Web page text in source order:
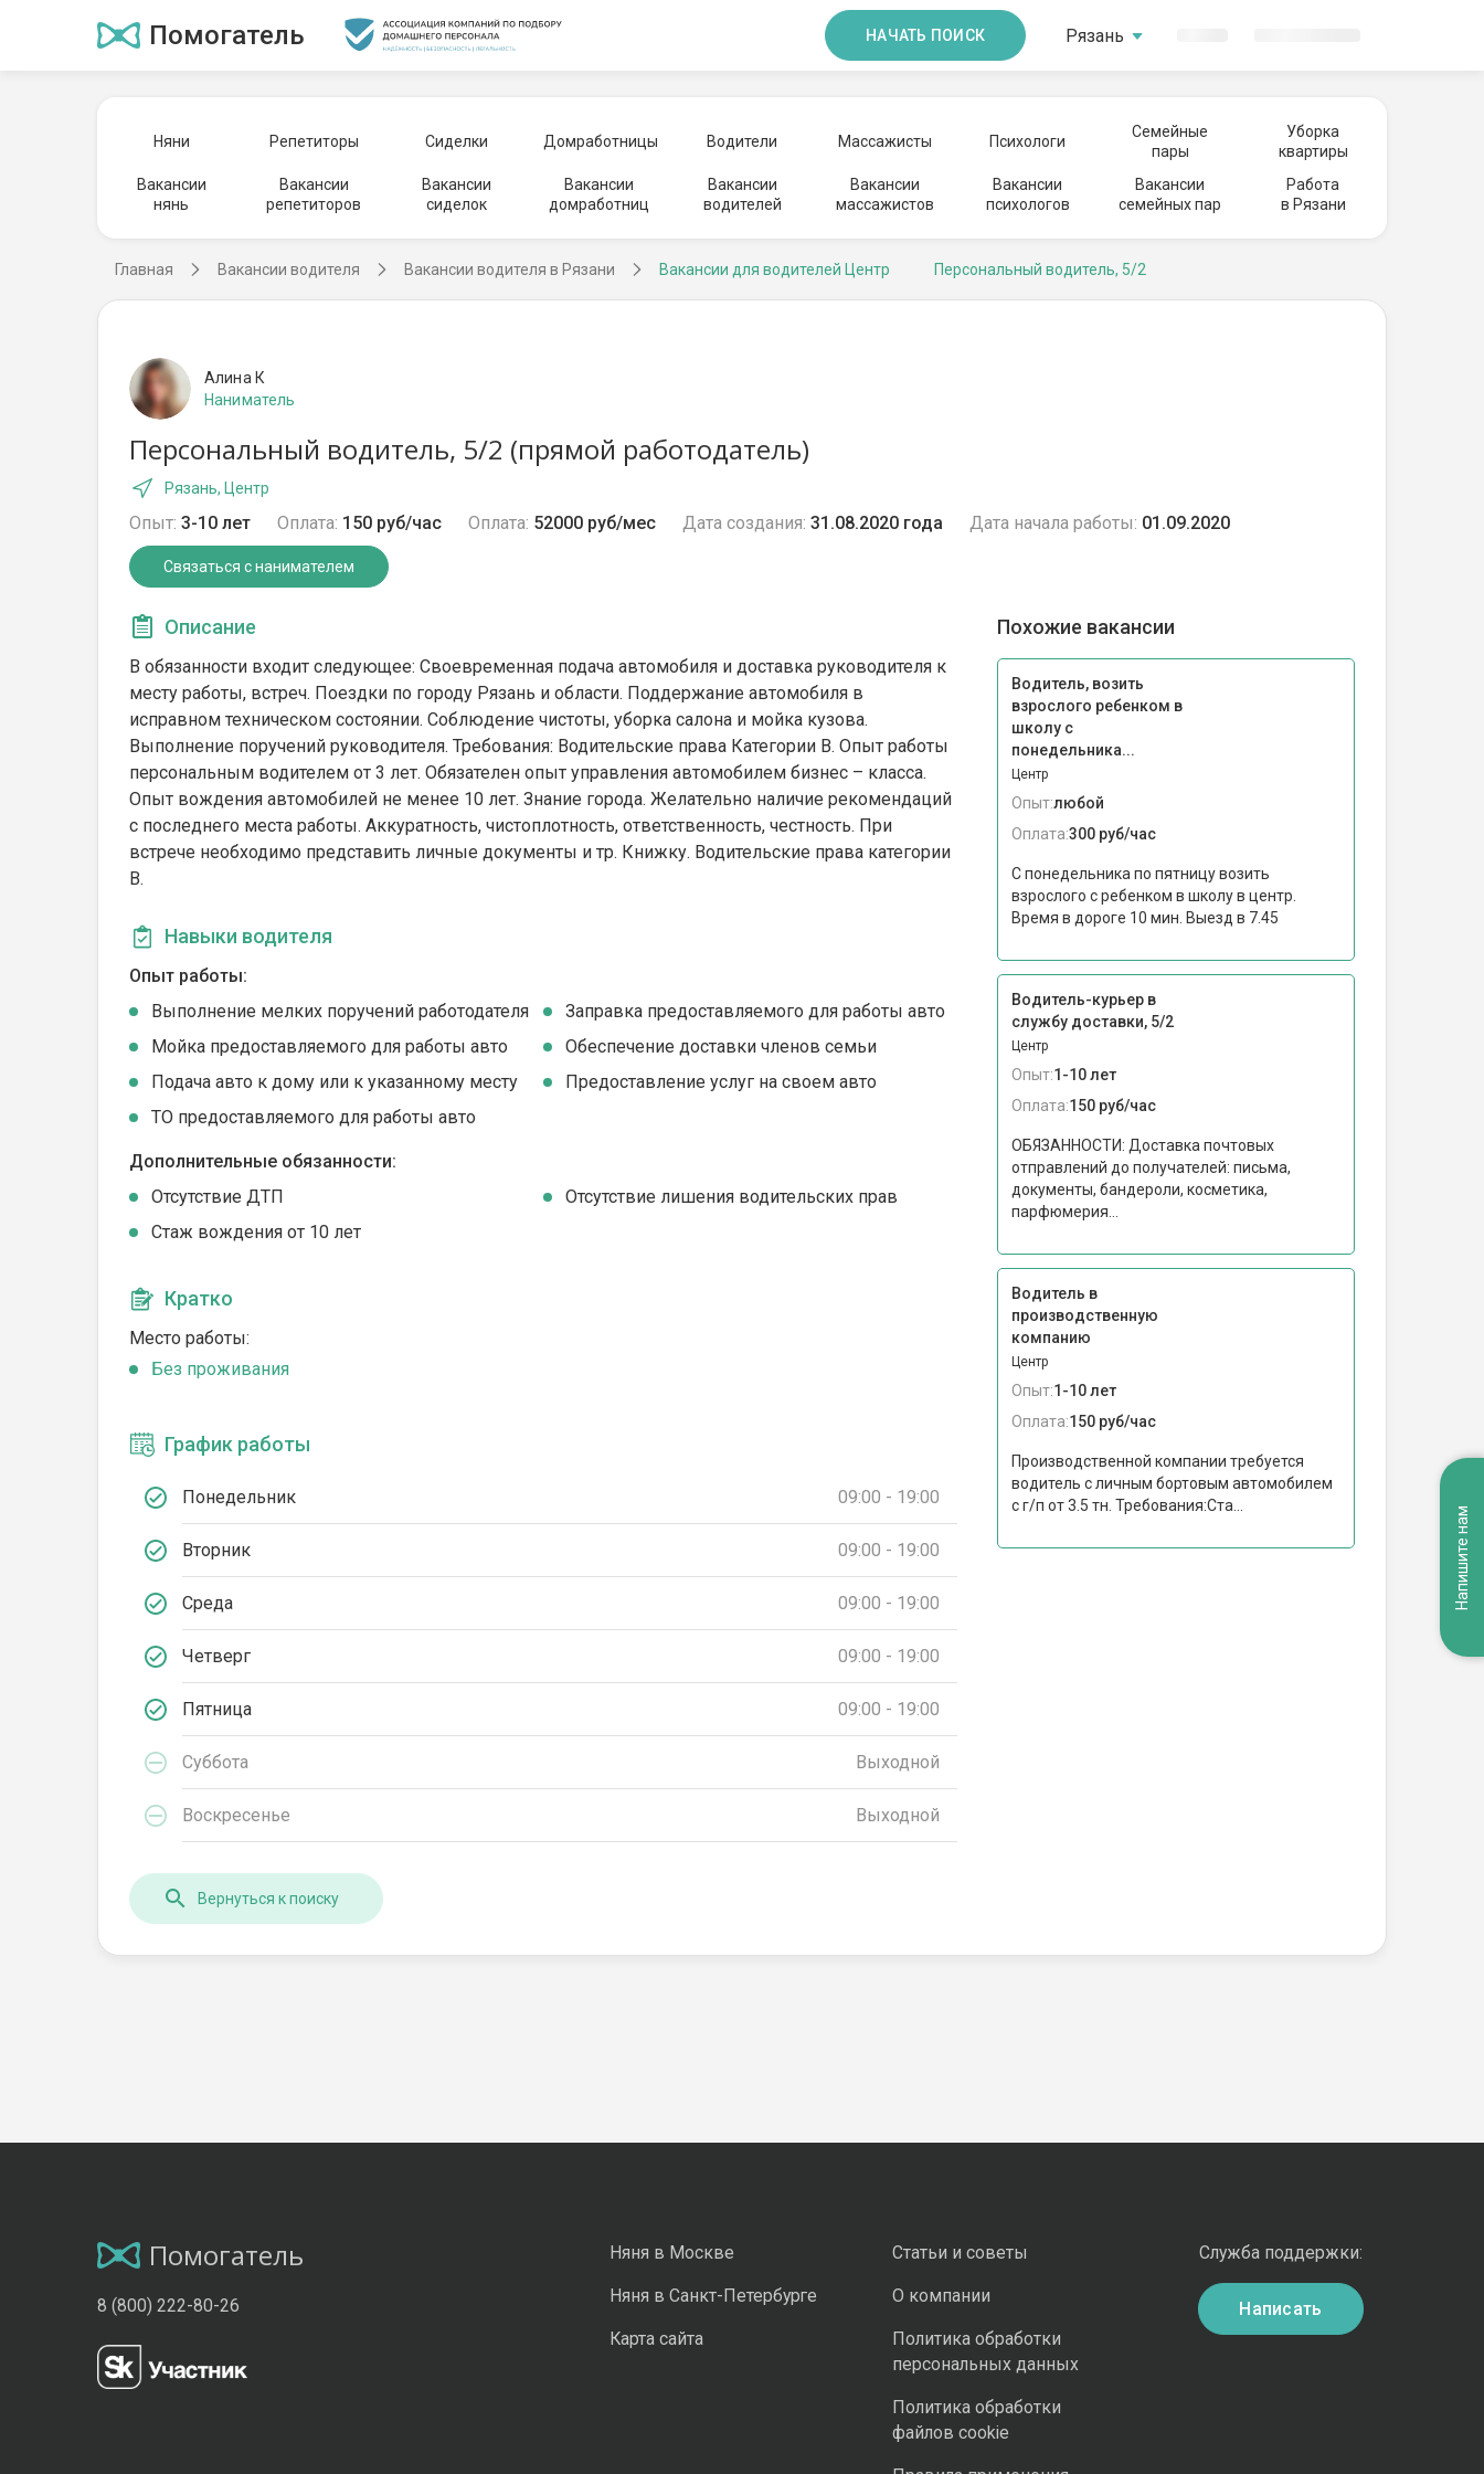
Помогатель НАЧАТЬ ПОИСК Рязань
Няни Репетиторы Сиделки Домработницы Водители Массажисты Психологи
Семейные
пары
Уборка
квартиры
Вакансии
нянь
Вакансии
репетиторов
Вакансии
сиделок
Вакансии
домработниц
Вакансии
водителей
Вакансии
массажистов
Вакансии
психологов
Вакансии
семейных пар
Работа
в Рязани
Главная Вакансии водителя Вакансии водителя в Рязани Вакансии для водителей Центр Персональный водитель, 5/2
Алина К
Наниматель
Персональный водитель, 5/2 (прямой работодатель)
Рязань, Центр
Опыт: 3-10 лет Оплата: 150 руб/час Оплата: 52000 руб/мес Дата создания: 31.08.2020 года Дата начала работы: 01.09.2020
Связаться с нанимателем
Описание
В обязанности входит следующее: Своевременная подача автомобиля и доставка руководителя к
месту работы, встреч. Поездки по городу Рязань и области. Поддержание автомобиля в
исправном техническом состоянии. Соблюдение чистоты, уборка салона и мойка кузова.
Выполнение поручений руководителя. Требования: Водительские права Категории B. Опыт работы
персональным водителем от 3 лет. Обязателен опыт управления автомобилем бизнес – класса.
Опыт вождения автомобилей не менее 10 лет. Знание города. Желательно наличие рекомендаций
с последнего места работы. Аккуратность, чистоплотность, ответственность, честность. При
встрече необходимо представить личные документы и тр. Книжку. Водительские права категории
B.
Навыки водителя
Опыт работы:
Выполнение мелких поручений работодателя
Заправка предоставляемого для работы авто
Мойка предоставляемого для работы авто
Обеспечение доставки членов семьи
Подача авто к дому или к указанному месту
Предоставление услуг на своем авто
ТО предоставляемого для работы авто
Дополнительные обязанности:
Отсутствие ДТП
Отсутствие лишения водительских прав
Стаж вождения от 10 лет
Кратко
Место работы:
Без проживания
График работы
Понедельник 09:00 - 19:00
Вторник 09:00 - 19:00
Среда 09:00 - 19:00
Четверг 09:00 - 19:00
Пятница 09:00 - 19:00
Суббота Выходной
Воскресенье Выходной
Похожие вакансии
Водитель, возить
взрослого ребенком в
школу с
понедельника...
Центр
Опыт:любой
Оплата:300 руб/час
С понедельника по пятницу возить
взрослого с ребенком в школу в центр.
Время в дороге 10 мин. Выезд в 7.45
Водитель-курьер в
службу доставки, 5/2
Центр
Опыт:1-10 лет
Оплата:150 руб/час
ОБЯЗАННОСТИ: Доставка почтовых
отправлений до получателей: письма,
документы, бандероли, косметика,
парфюмерия...
Водитель в
производственную
компанию
Центр
Опыт:1-10 лет
Оплата:150 руб/час
Производственной компании требуется
водитель с личным бортовым автомобилем
с г/п от 3.5 тн. Требования:Ста...
Вернуться к поиску
Помогатель
8 (800) 222-80-26
Няня в Москве
Няня в Санкт-Петербурге
Карта сайта
Статьи и советы
О компании
Политика обработки
персональных данных
Политика обработки
файлов cookie
Служба поддержки:
Написать
Напишите нам